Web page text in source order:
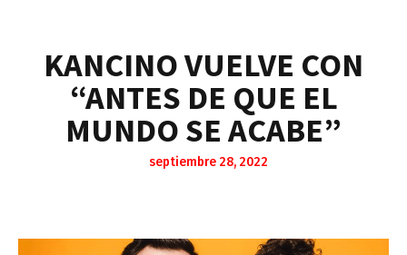
KANCINO VUELVE CON
“ANTES DE QUE EL
MUNDO SE ACABE”
septiembre 28, 2022